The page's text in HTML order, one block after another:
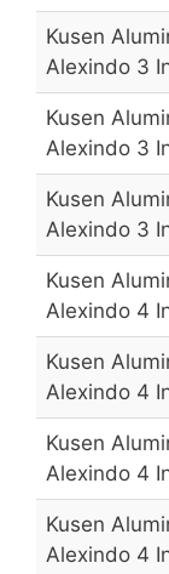
Kusen
Alexindo 3
Kusen
Alexindo 3
Kusen
Alexindo 3
Kusen
Alexindo 4
Kusen
Alexindo 4
Kusen
Alexindo 4
Kusen
Alexindo 4